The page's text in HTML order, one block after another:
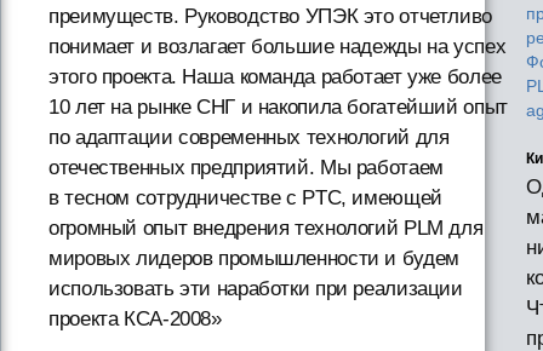
преимуществ. Руководство УПЭК это отчетливо
понимает и возлагает большие надежды на успех
этого проекта. Наша команда работает уже более
10 лет на рынке СНГ и накопила богатейший опыт
по адаптации современных технологий для
отечественных предприятий. Мы работаем
в тесном сотрудничестве с PTC, имеющей
огромный опыт внедрения технологий PLM для
мировых лидеров промышленности и будем
использовать эти наработки при реализации
проекта КСА-2008»